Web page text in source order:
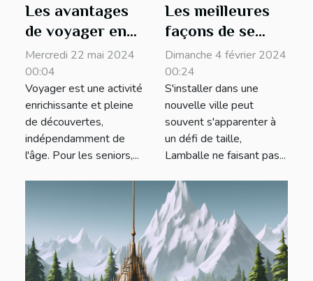
Les avantages
de voyager en
autocar pour les
seniors : confort
et convivialité
Mercredi 22 mai 2024
00:04
Voyager est une activité
enrichissante et pleine
de découvertes,
indépendamment de
l'âge. Pour les seniors,...
Les meilleures
façons de se
déplacer à
Lamballe pour
les nouveaux
arrivants
Dimanche 4 février 2024
00:24
S'installer dans une
nouvelle ville peut
souvent s'apparenter à
un défi de taille,
Lamballe ne faisant pas...